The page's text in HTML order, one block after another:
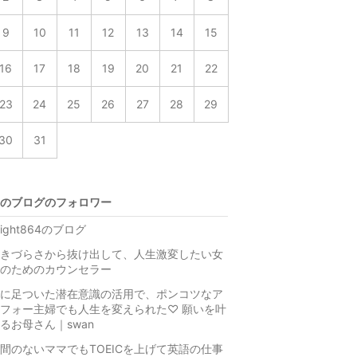
9 10 11 12 13 14 15
16 17 18 19 20 21 22
23 24 25 26 27 28 29
30 31
ブログのフォロワー
のブログ
づらさから抜け出して、人生激変したい女
ためのカウンセラー
足ついた潜在意識の活用で、ポンコツなア
ォー主婦でも人生を変えられた♡ 願いを叶
お母さん｜swan
のないママでもTOEICを上げて英語の仕事